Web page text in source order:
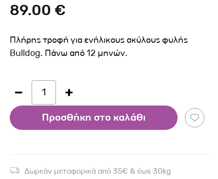
89.00 €
Πλήρης τροφή για ενήλικους σκύλους φυλής
Bulldog. Πάνω από 12 μηνών.
1
Προσθήκη στο καλάθι
Δωρεάν μεταφορικά από 35€ & έως 30kg